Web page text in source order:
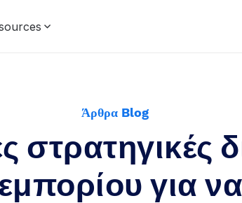
Άρθρα Blog
στρατηγικές
για